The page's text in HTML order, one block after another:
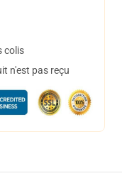
colis
n'est pas reçu